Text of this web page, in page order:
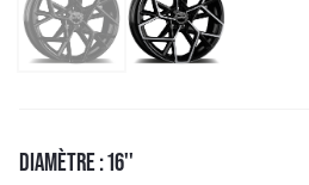
DIAMÈTRE : 16''